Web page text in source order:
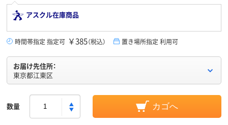
アスクル在庫商品
時間帯指定 指定可 ￥385（税込） 置き場所指定 利用可
お届け先住所：
東京都江東区
数量 カゴへ